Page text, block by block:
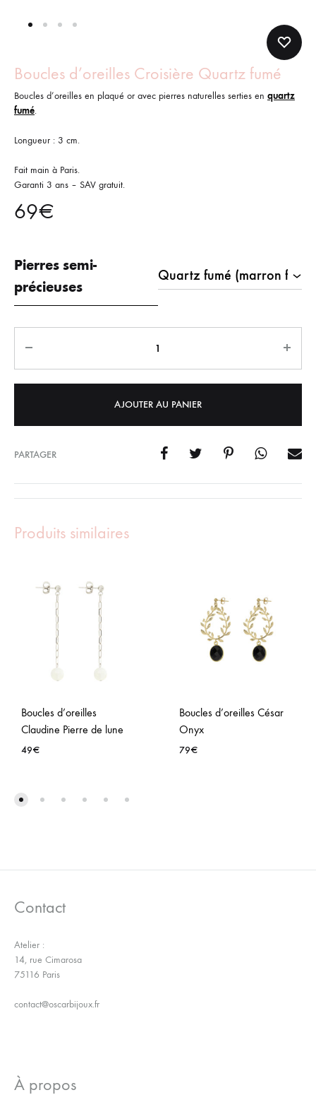
Boucles d’oreilles Croisière Quartz fumé
Boucles d’oreilles en plaqué or avec pierres naturelles serties en quartz
fumé.
Longueur : 3 cm.
Fait main à Paris.
Garanti 3 ans – SAV gratuit.
69€
Pierres semi-
précieuses
AJOUTER AU PANIER
PARTAGER
Produits similaires
Boucles d’oreilles
Claudine Pierre de lune
49€
Boucles d’oreilles César
Onyx
79€
Contact
Atelier :
14, rue Cimarosa
75116 Paris
contact@oscarbijoux.fr
À propos